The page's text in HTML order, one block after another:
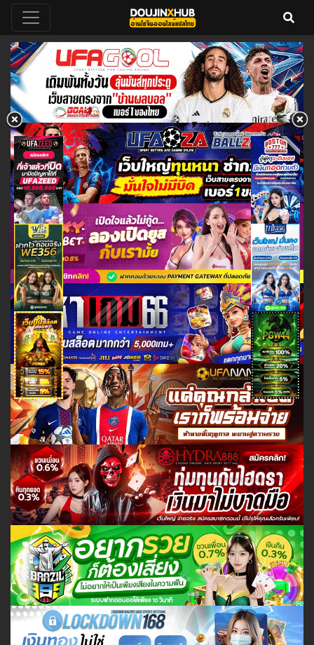
ออนไลน์ฟรี 24 ชั่วโมง
โดจินวาย โดจิน อัพเดทโดจินวายเรื่อง
ใหม่ทุกวัน โหลดโดจินโป๊ล่าสุด
ออนไลน์ doujin hentai yuri yaoi
thai แม่ลูก พี่น้อง ครอบครัว แย่งแฟน
NTR ดราม่า